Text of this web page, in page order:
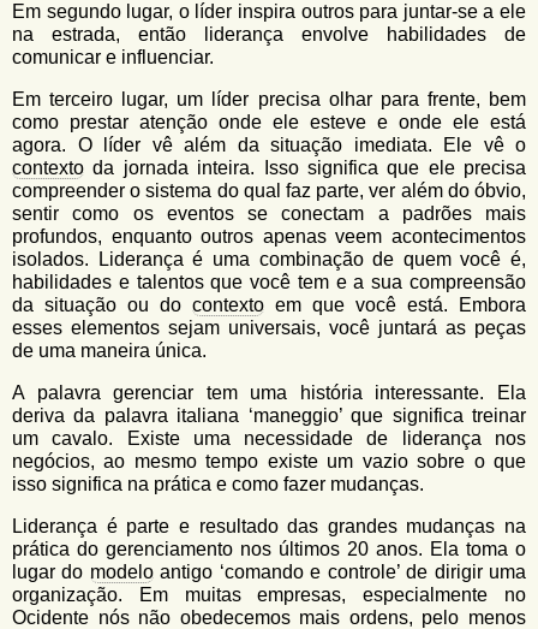
Em segundo lugar, o líder inspira outros para juntar-se a ele
na estrada, então liderança envolve habilidades de
comunicar e influenciar.
Em terceiro lugar, um líder precisa olhar para frente, bem
como prestar atenção onde ele esteve e onde ele está
agora. O líder vê além da situação imediata. Ele vê o
contexto da jornada inteira. Isso significa que ele precisa
compreender o sistema do qual faz parte, ver além do óbvio,
sentir como os eventos se conectam a padrões mais
profundos, enquanto outros apenas veem acontecimentos
isolados. Liderança é uma combinação de quem você é,
habilidades e talentos que você tem e a sua compreensão
da situação ou do contexto em que você está. Embora
esses elementos sejam universais, você juntará as peças
de uma maneira única.
A palavra gerenciar tem uma história interessante. Ela
deriva da palavra italiana ‘maneggio’ que significa treinar
um cavalo. Existe uma necessidade de liderança nos
negócios, ao mesmo tempo existe um vazio sobre o que
isso significa na prática e como fazer mudanças.
Liderança é parte e resultado das grandes mudanças na
prática do gerenciamento nos últimos 20 anos. Ela toma o
lugar do modeloantigo ‘comando e controle’ de dirigir uma
organização. Em muitas empresas, especialmente no
Ocidente nós não obedecemos mais ordens, pelo menos